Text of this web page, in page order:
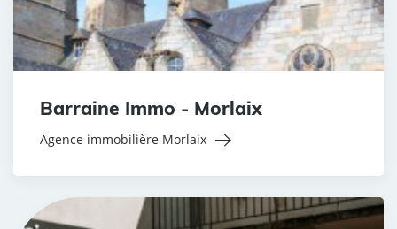
Barraine Immo - Morlaix
Agence immobilière Morlaix